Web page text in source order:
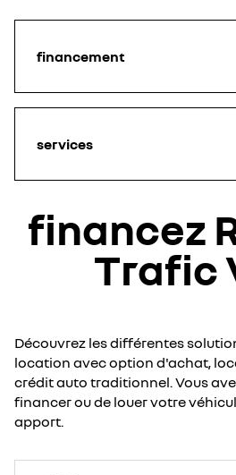
financement
services
financez
Trafic
Découvrez les différentes
location avec option d'achat,
crédit auto traditionnel. Vous
financer ou de louer votre
apport.